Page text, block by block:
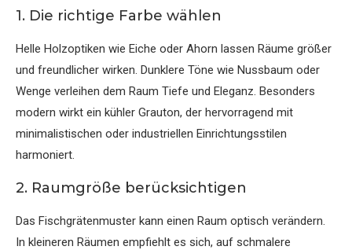
1. Die richtige Farbe wählen
Helle Holzoptiken wie Eiche oder Ahorn lassen Räume größer
und freundlicher wirken. Dunklere Töne wie Nussbaum oder
Wenge verleihen dem Raum Tiefe und Eleganz. Besonders
modern wirkt ein kühler Grauton, der hervorragend mit
minimalistischen oder industriellen Einrichtungsstilen
harmoniert.
2. Raumgröße berücksichtigen
Das Fischgrätenmuster kann einen Raum optisch verändern.
In kleineren Räumen empfiehlt es sich, auf schmalere